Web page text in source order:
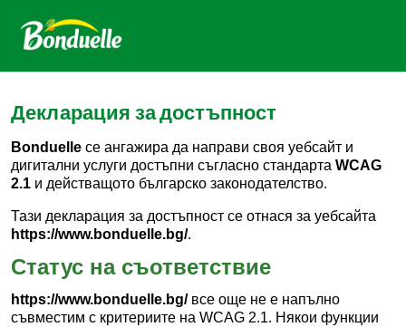
Декларация за достъпност
Bonduelle се ангажира да направи своя уебсайт и
дигитални услуги достъпни съгласно стандарта WCAG
2.1 и действащото българско законодателство.
Тази декларация за достъпност се отнася за уебсайта
https://www.bonduelle.bg/.
Статус на съответствие
https://www.bonduelle.bg/все още не е напълно
съвместим с критериите на WCAG 2.1. Някои функции